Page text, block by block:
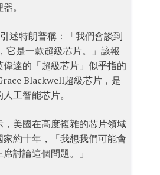
。
述特朗普稱：「我們會談到
它是一款超級芯片。」該報
偉達的「超級芯片」似乎指的
Blackwell超級芯片，是
工智能芯片。
，美國在高度複雜的芯片領域
家約十年，「我想我們可能會
討論這個問題。」